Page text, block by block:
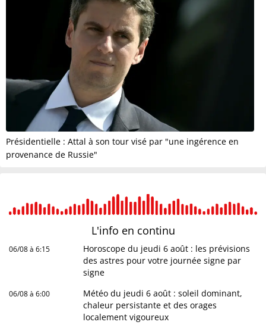
Présidentielle : Attal à son tour visé par "une ingérence en
provenance de Russie"
L'info en continu
06/08 à 6:15
Horoscope du jeudi 6 août : les prévisions
des astres pour votre journée signe par
signe
06/08 à 6:00
Météo du jeudi 6 août : soleil dominant,
chaleur persistante et des orages
localement vigoureux